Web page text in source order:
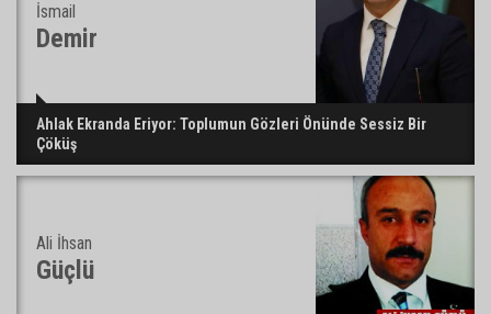
İsmail
Demir
Ahlak Ekranda Eriyor: Toplumun Gözleri Önünde Sessiz Bir
Çöküş
Ali İhsan
Güçlü